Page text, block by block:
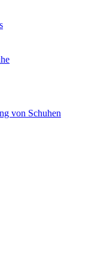
von Schuhen